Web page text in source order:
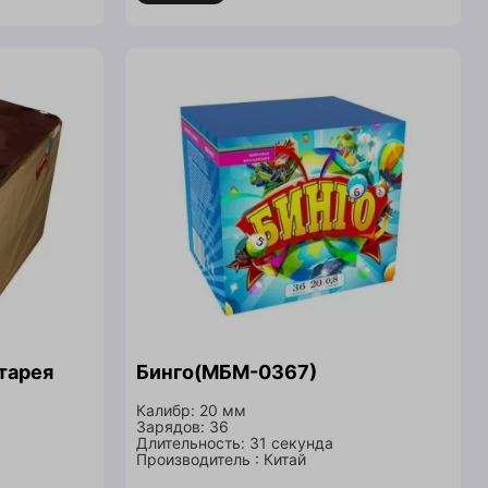
Бинго(МБМ-0367)
Калибр: 20 мм
Зарядов: 36
Длительность: 31 секунда
Производитель : Китай